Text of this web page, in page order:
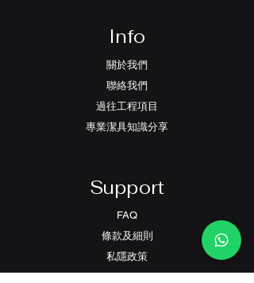
Info
關於我們
聯絡我們
過往工程項目
專業潔具知識分享
Support
FAQ
條款及細則
​私隱政策